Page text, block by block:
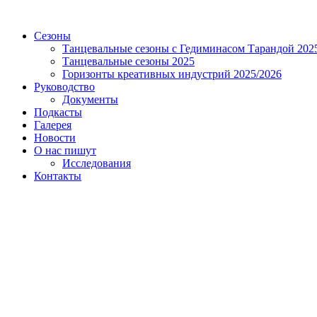
Сезоны
Танцевальные сезоны с Гедиминасом Тарандой
Танцевальные сезоны 2025
Горизонты креативных индустрий 2025/2026
Руководство
Документы
Подкасты
Галерея
Новости
О нас пишут
Исследования
Контакты